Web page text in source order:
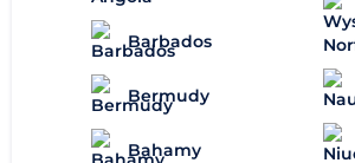
Barbados
Bermudy
Bahamy